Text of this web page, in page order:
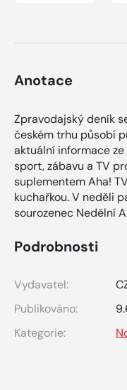
Anotace
Zpravodajský deník
českém trhu působí
aktuální informace
sport, zábavu a TV
suplementem Aha!
kuchařkou. V neděli
sourozenec Nedělní
Podrobnosti
Vydavatel:
Publikováno:
Kategorie: